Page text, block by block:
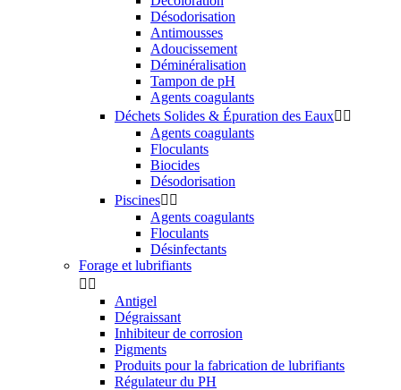
Désodorisation
Antimousses
Adoucissement
Déminéralisation
Tampon de pH
Agents coagulants
Déchets Solides & Épuration des Eaux 
Agents coagulants
Floculants
Biocides
Désodorisation
Piscines 
Agents coagulants
Floculants
Désinfectants
Forage et lubrifiants
 
Antigel
Dégraissant
Inhibiteur de corrosion
Pigments
Produits pour la fabrication de lubrifiants
Régulateur du PH